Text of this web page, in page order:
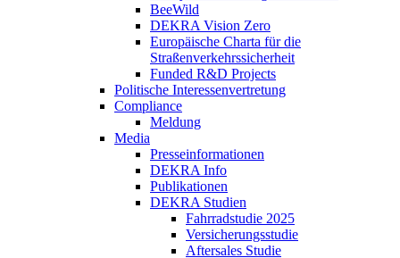
BeeWild
DEKRA Vision Zero
Europäische Charta für die
Straßenverkehrssicherheit
Funded R&D Projects
Politische Interessenvertretung
Compliance
Meldung
Media
Presseinformationen
DEKRA Info
Publikationen
DEKRA Studien
Fahrradstudie 2025
Versicherungsstudie
Aftersales Studie